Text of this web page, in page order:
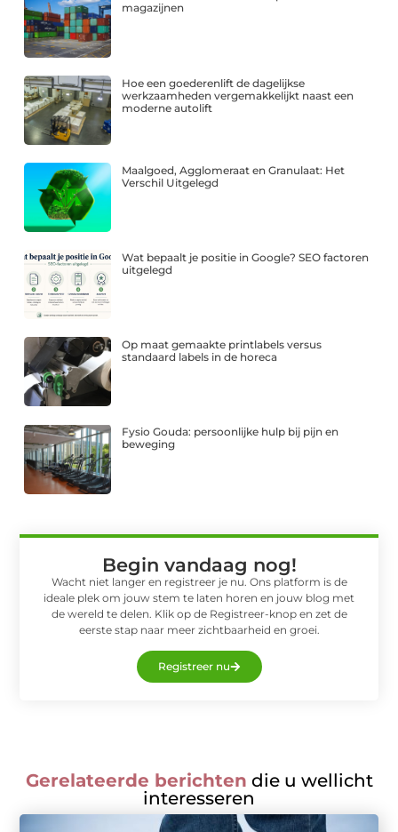
magazijnen
Hoe een goederenlift de dagelijkse
werkzaamheden vergemakkelijkt naast een
moderne autolift
Maalgoed, Agglomeraat en Granulaat: Het
Verschil Uitgelegd
Wat bepaalt je positie in Google? SEO factoren
uitgelegd
Op maat gemaakte printlabels versus
standaard labels in de horeca
Fysio Gouda: persoonlijke hulp bij pijn en
beweging
Begin vandaag nog!
Wacht niet langer en registreer je nu. Ons platform is de
ideale plek om jouw stem te laten horen en jouw blog met
de wereld te delen. Klik op de Registreer-knop en zet de
eerste stap naar meer zichtbaarheid en groei.
Registreer nu
Gerelateerde berichten die u wellicht
interesseren